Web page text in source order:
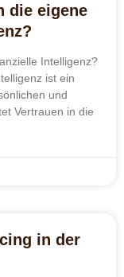
die eigene
Intelligenz?
ist ein
und
Vertrauen in die
in der